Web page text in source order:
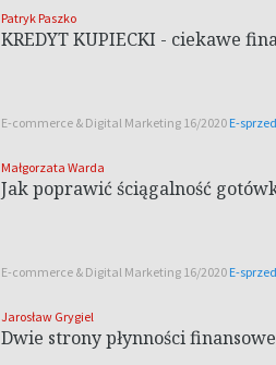
Patryk Paszko
KREDYT KUPIECKI - ciekawe
E-commerce & Digital Marketing 16/2020 E-
Małgorzata Warda
Jak poprawić ściągalność
E-commerce & Digital Marketing 16/2020 E-
Jarosław Grygiel
Dwie strony płynności